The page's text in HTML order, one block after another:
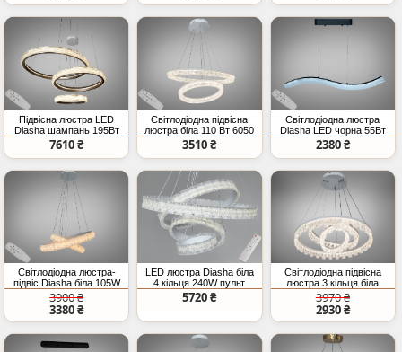
Підвісна люстра LED
Diasha шампань 195Вт
пульт
7610 ₴
Світлодіодна підвісна
люстра біла 110 Вт 6050
Лм ПДУ
3510 ₴
Світлодіодна люстра
Diasha LED чорна 55Вт
пульт
2380 ₴
Світлодіодна люстра-
підвіс Diasha біла 105W
пульт
3900 ₴
3380 ₴
LED люстра Diasha біла
4 кільця 240W пульт
5720 ₴
Світлодіодна підвісна
люстра 3 кільця біла
105Вт
3970 ₴
2930 ₴